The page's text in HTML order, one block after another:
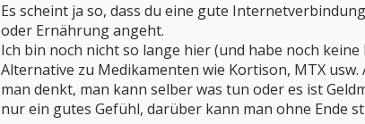
Es scheint ja so, dass du eine gute
oder Ernährung angeht.
Ich bin noch nicht so lange hier (und habe noch
Alternative zu Medikamenten wie Kortison, MTX
man denkt, man kann selber was tun oder es ist
nur ein gutes Gefühl, darüber kann man ohne Ende